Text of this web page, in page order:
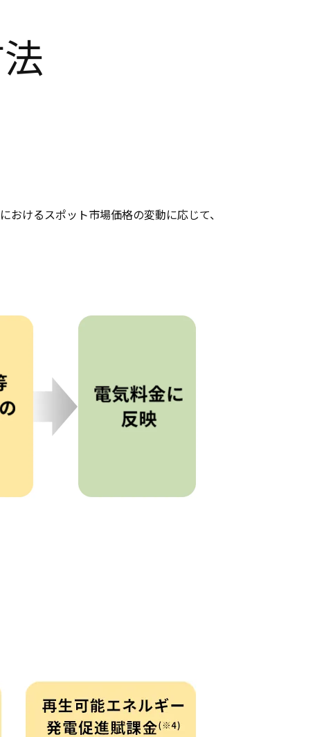
けるスポット市場価格の変動に応じて、